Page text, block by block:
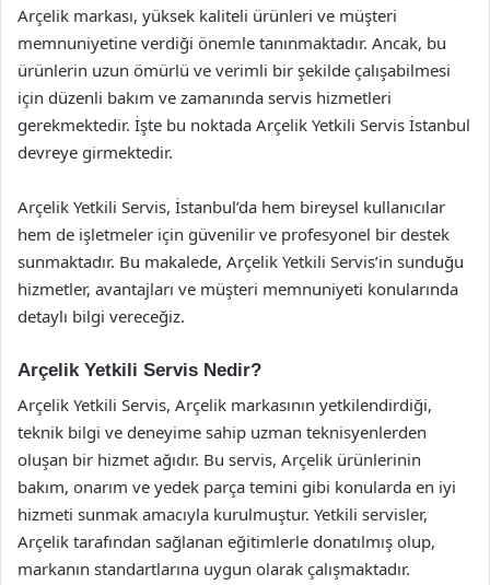
Arçelik markası, yüksek kaliteli ürünleri ve müşteri
memnuniyetine verdiği önemle tanınmaktadır. Ancak, bu
ürünlerin uzun ömürlü ve verimli bir şekilde çalışabilmesi
için düzenli bakım ve zamanında servis hizmetleri
gerekmektedir. İşte bu noktada Arçelik Yetkili Servis İstanbul
devreye girmektedir.
Arçelik Yetkili Servis, İstanbul’da hem bireysel kullanıcılar
hem de işletmeler için güvenilir ve profesyonel bir destek
sunmaktadır. Bu makalede, Arçelik Yetkili Servis’in sunduğu
hizmetler, avantajları ve müşteri memnuniyeti konularında
detaylı bilgi vereceğiz.
Arçelik Yetkili Servis Nedir?
Arçelik Yetkili Servis, Arçelik markasının yetkilendirdiği,
teknik bilgi ve deneyime sahip uzman teknisyenlerden
oluşan bir hizmet ağıdır. Bu servis, Arçelik ürünlerinin
bakım, onarım ve yedek parça temini gibi konularda en iyi
hizmeti sunmak amacıyla kurulmuştur. Yetkili servisler,
Arçelik tarafından sağlanan eğitimlerle donatılmış olup,
markanın standartlarına uygun olarak çalışmaktadır.